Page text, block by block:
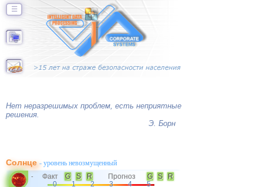
☰
Нет неразрешимых проблем, есть неприятные
решения.
Э. Борн
Солнце- уровень невозмущенный
- Факт G S R Прогноз G S
R
0
1 2 3 4 5